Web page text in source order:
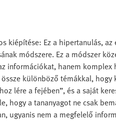
kiépítése: Ez a hipertanulás, az
módszere. Ez a módszer
információkat, hanem
különböző témákkal, hogy
lére a fejében”, és a saját
hogy a tananyagot ne csak
ugyanis nem a megfelelő